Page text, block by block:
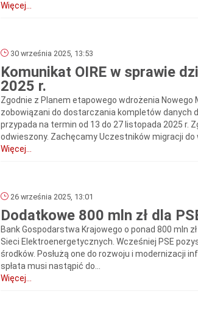
Więcej...
30 września 2025, 13:53
Komunikat OIRE w sprawie
2025 r.
Zgodnie z Planem etapowego wdrożenia
zobowiązani do dostarczania kompletów danych
przypada na termin od 13 do 27 listopada 2025 r.
odwieszony. Zachęcamy Uczestników migracji do
Więcej...
26 września 2025, 13:01
Dodatkowe 800 mln zł dla
Bank Gospodarstwa Krajowego o ponad 800 mln
Sieci Elektroenergetycznych. Wcześniej PSE
środków. Posłużą one do rozwoju i modernizacji
spłata musi nastąpić do...
Więcej...